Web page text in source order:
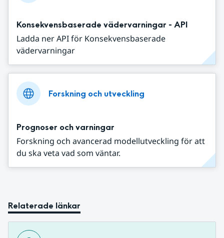
Konsekvensbaserade vädervarningar - API
Ladda ner API för Konsekvensbaserade
vädervarningar
Forskning och utveckling
Prognoser och varningar
Forskning och avancerad modellutveckling för att
du ska veta vad som väntar.
Relaterade länkar